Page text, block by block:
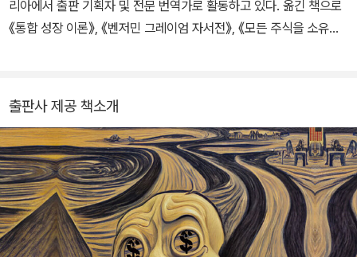
일을 하게 되었다. 그래도 여러 행정부에 비공식적인 자문역을 담당
을 맡으며 38년간 일했다. 덕분에 ‘금융 서비스 분야에서 미국 최고
의 변호사’란 평가를 얻었다. 400편이 넘는 논문과 여덟 권의 책을
냈으며, 강연 활동 및 언론 출연도 활발히 하고 있다. 블룸버그 TV, C
NN, 폭스 뉴스, PBS 및 다양한 라디오 프로그램에도 출연했다.
리아에서 출판 기획자 및 전문 번역가로 활동하고 있다. 옮긴 책으로
《통합 성장 이론》, 《벤저민 그레이엄 자서전》, 《모든 주식을 소유하
출판사 제공 책소개